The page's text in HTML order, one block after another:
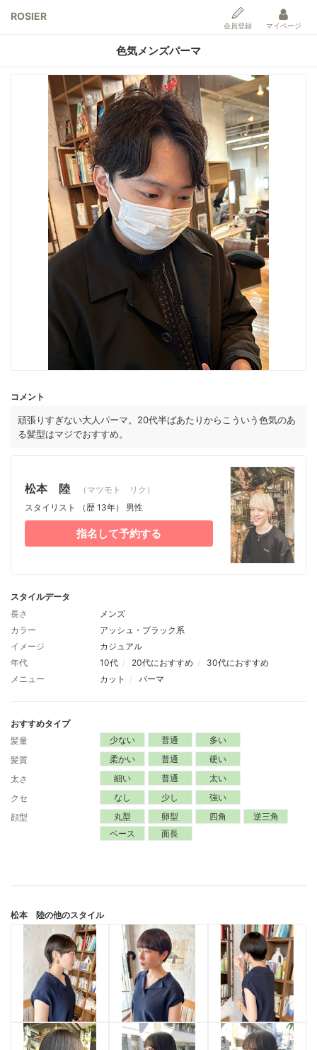
ROSIER
会員登録 マイページ
色気メンズパーマ
コメント
頑張りすぎない大人パーマ。20代半ばあたりからこういう色気のあ
る髪型はマジでおすすめ。
松本 陸
（マツモト リク）
スタイリスト
（歴 13年） 男性
指名して予約する
スタイルデータ
長さ
メンズ
カラー
アッシュ・ブラック系
イメージ
カジュアル
年代
10代 20代におすすめ
30代におすすめ
メニュー
カット パーマ
おすすめタイプ
髪量
少ない 普通
多い
髪質
柔かい 普通
硬い
太さ
細い 普通
太い
クセ
なし 少し
強い
顔型
丸型 卵型 四角
逆三角
ベース
面長
松本 陸の他のスタイル